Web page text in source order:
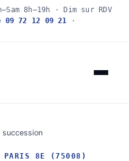
8h–19h · Dim sur RDV
09 72 12 09 21 ·
succession
· PARIS 8E (75008)